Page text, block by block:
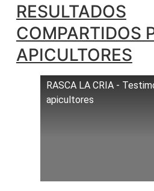
RESULTADOS
COMPARTIDOS
APICULTORES
RASCA LA CRIA -
apicultores